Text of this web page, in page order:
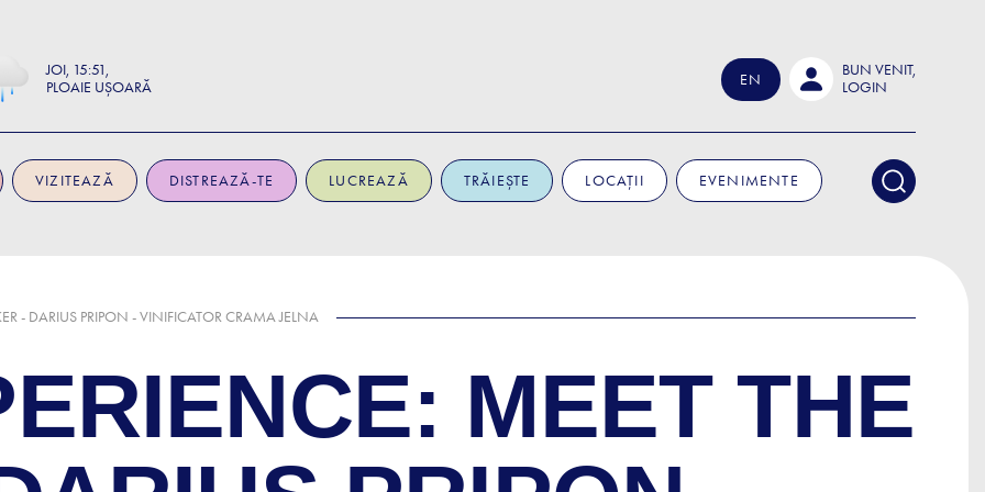
JOI 15:51
PLOAIE UȘOARĂ
EN
BUN VENIT,
LOGIN
VIZITEAZĂ DISTREAZĂ-TE LUCREAZĂ TRĂIEȘTE LOCAȚII EVENIMENTE
- DARIUS PRIPON - VINIFICATOR CRAMA JELNA
MEET THE